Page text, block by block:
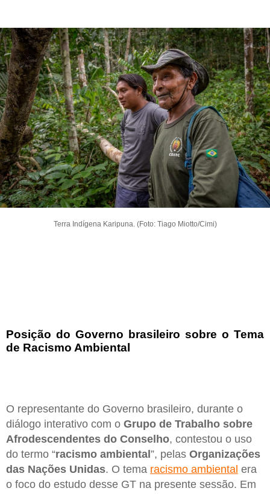
Terra Indígena Karipuna. (Foto: Tiago Miotto/Cimi)
Posição do Governo brasileiro sobre o Tema
de Racismo Ambiental
O representante do Governo brasileiro, durante o
diálogo interativo com o Grupo de Trabalho sobre
Afrodescendentes do Conselho, contestou o uso
do termo “racismo ambiental”, pelas Organizações
das Nações Unidas. O tema racismo ambiental era
o foco do estudo desse GT na presente sessão. Em